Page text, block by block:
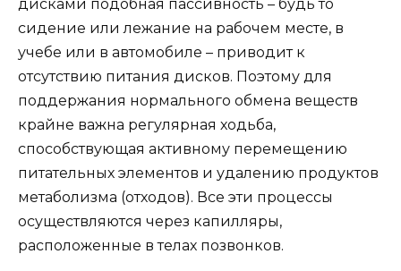
дисками подобная пассивность – будь то
сидение или лежание на рабочем месте, в
учебе или в автомобиле – приводит к
отсутствию питания дисков. Поэтому для
поддержания нормального обмена веществ
крайне важна регулярная ходьба,
способствующая активному перемещению
питательных элементов и удалению продуктов
метаболизма (отходов). Все эти процессы
осуществляются через капилляры,
расположенные в телах позвонков.